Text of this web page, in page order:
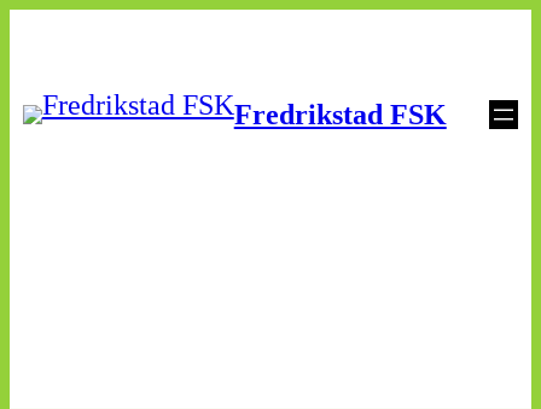
content
Fredrikstad FSK